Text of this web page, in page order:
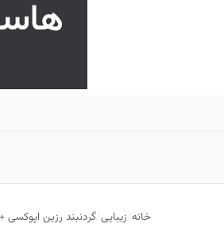
خانه/زیبایی/گردنبند رزین